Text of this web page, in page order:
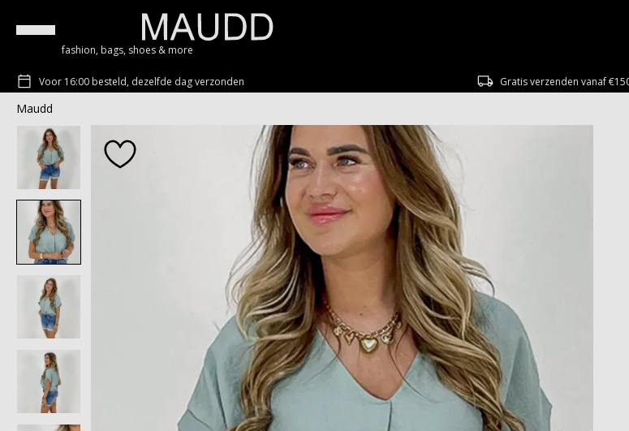
fashion, bags, shoes & more
Voor 16:00 besteld, dezelfde dag verzonden Gratis verzenden vanaf
Maudd